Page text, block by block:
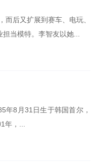
后又扩展到赛车、电玩、
当模特。李智友以她...
年8月31日生于韩国首尔，
年，...